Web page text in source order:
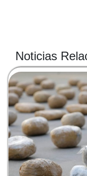
Noticias